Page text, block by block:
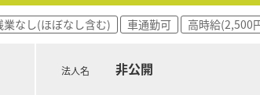
業なし(ほぼなし含む) 車通勤可 高時給(2,500
法人名 非公開